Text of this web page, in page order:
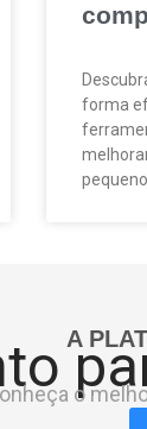
forma
A
o